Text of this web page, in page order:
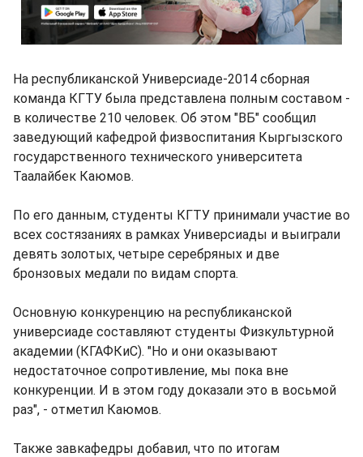
На республиканской Универсиаде-2014 сборная
команда КГТУ была представлена полным составом -
в количестве 210 человек. Об этом "ВБ" сообщил
заведующий кафедрой физвоспитания Кыргызского
государственного технического университета
Таалайбек Каюмов.
По его данным, студенты КГТУ принимали участие во
всех состязаниях в рамках Универсиады и выиграли
девять золотых, четыре серебряных и две
бронзовых медали по видам спорта.
Основную конкуренцию на республиканской
универсиаде составляют студенты Физкультурной
академии (КГАФКиС). "Но и они оказывают
недостаточное сопротивление, мы пока вне
конкуренции. И в этом году доказали это в восьмой
раз", - отметил Каюмов.
Также завкафедры добавил, что по итогам